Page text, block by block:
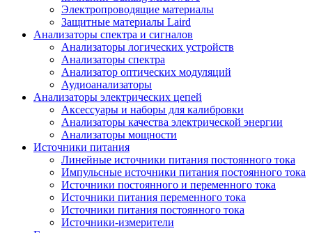
Электропроводящие материалы
Защитные материалы Laird
Анализаторы спектра и сигналов
Анализаторы логических устройств
Анализаторы спектра
Анализатор оптических модуляций
Аудиоанализаторы
Анализаторы электрических цепей
Аксессуары и наборы для калибровки
Анализаторы качества электрической энергии
Анализаторы мощности
Источники питания
Линейные источники питания постоянного тока
Импульсные источники питания постоянного тока
Источники постоянного и переменного тока
Источники питания переменного тока
Источники питания постоянного тока
Источники-измерители